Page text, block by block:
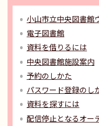
小山市立中央図書館
電子図書館
資料を借りるには
中央図書館施設案内
予約のしかた
パスワード登録のし
資料を探すには
配信停止となるオー